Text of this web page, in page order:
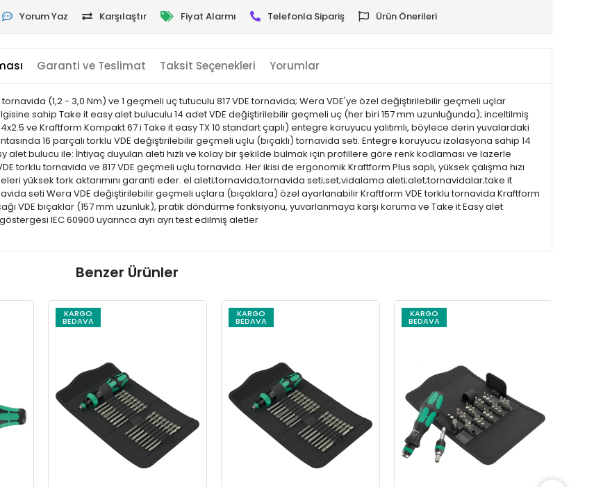
Yorum Yaz Karşılaştır Fiyat Alarmı Telefonla Sipariş Ürün Önerileri
Garanti ve Teslimat Taksit Seçenekleri Yorumlar
(1,2 - 3,0 Nm) ve 1 geçmeli uç tutuculu 817 VDE tornavida; Wera VDE'ye özel değiştirilebilir geçmeli uçlar
sahip Take it easy alet buluculu 14 adet VDE değiştirilebilir geçmeli uç (her biri 157 mm uzunluğunda); inceltilmiş
ve Kraftform Kompakt 67 i Take it easy TX 10 standart çaplı) entegre koruyucu yalıtımlı, böylece derin yuvalardaki
16 parçalı torklu VDE değiştirilebilir geçmeli uçlu (bıçaklı) tornavida seti. Entegre koruyucu izolasyona sahip 14
alet bulucu ile: İhtiyaç duyulan aleti hızlı ve kolay bir şekilde bulmak için profillere göre renk kodlaması ve lazerle
torklu tornavida ve 817 VDE geçmeli uçlu tornavida. Her ikisi de ergonomik Kraftform Plus saplı, yüksek çalışma hızı
yüksek tork aktarımını garanti eder. el aleti;tornavida;tornavida seti;set;vidalama aleti;alet;tornavidalar;take it
seti Wera VDE değiştirilebilir geçmeli uçlara (bıçaklara) özel ayarlanabilir Kraftform VDE torklu tornavida Kraftform
VDE bıçaklar (157 mm uzunluk), pratik döndürme fonksiyonu, yuvarlanmaya karşı koruma ve Take it Easy alet
IEC 60900 uyarınca ayrı ayrı test edilmiş aletler
Benzer Ürünler
KARGO
BEDAVA
KARGO
BEDAVA
KARGO
BEDAVA